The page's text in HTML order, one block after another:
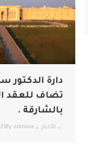
دارة الدكتور
تضاف للعقد
بالشارقة .
الأخبار By admina